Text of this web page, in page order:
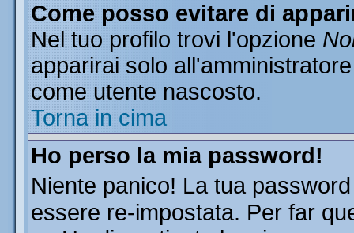
Come posso evitare di
Nel tuo profilo trovi l'opzione
apparirai solo
come utente nascosto.
Torna in cima
Ho perso la mia password!
Niente panico! La tua
essere re-impostata. Per far